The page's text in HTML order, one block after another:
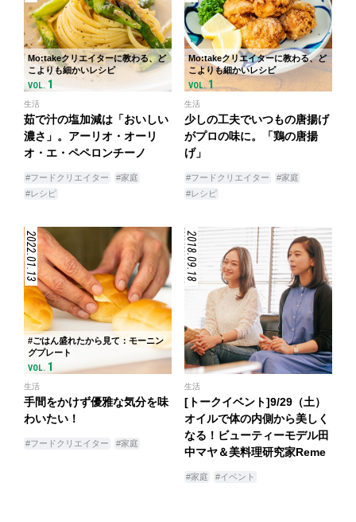
Mo:takeクリエイターに教わる、ど
こよりも細かいレシピ
VOL. 1
生活
茹で汁の塩加減は「おいしい
濃さ」。アーリオ・オーリ
オ・エ・ペペロンチーノ
#フードクリエイター
#家庭
#レシピ
Mo:takeクリエイターに教わる、ど
こよりも細かいレシピ
VOL.1
生活
少しの工夫でいつもの唐揚げ
がプロの味に。「鶏の唐揚
げ」
#フードクリエイター
#家庭
#レシピ
2022.01.13
#ごはん盛れたから見て：モーニン
グプレート
VOL. 1
生活
手間をかけず優雅な気分を味
わいたい！
#フードクリエイター #家庭
2018.09.18
生活
[トークイベント]9/29（土）
オイルで体の内側から美しく
なる！ビューティーモデル田
中マヤ＆美料理研究家Reme
#家庭 #イベント